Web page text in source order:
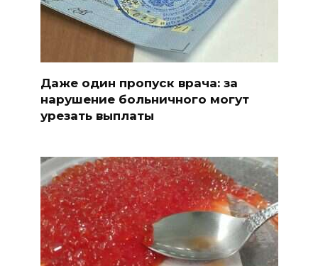
Даже один пропуск врача: за
нарушение больничного могут
урезать выплаты